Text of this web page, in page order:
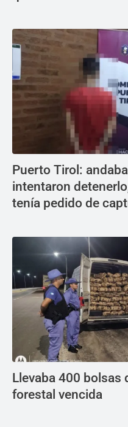
Puerto Tirol:
intentaron
tenía pedido de
Llevaba 400 bolsas
forestal vencida